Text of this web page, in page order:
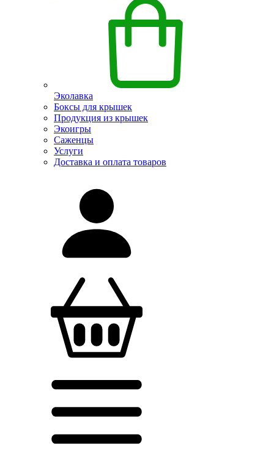
Эколавка
Боксы для крышек
Продукция из крышек
Экоигры
Саженцы
Услуги
Доставка и оплата товаров